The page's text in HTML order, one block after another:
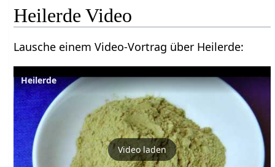
Heilerde Video
Lausche einem Video-Vortrag über Heilerde:
Heilerde
Video laden